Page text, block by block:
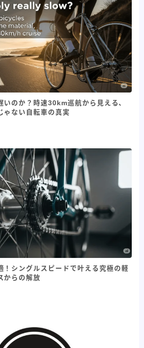
いのか？時速30km巡航から見える、
ゃない自転車の真実
！シングルスピードで叶える究極の軽
からの解放